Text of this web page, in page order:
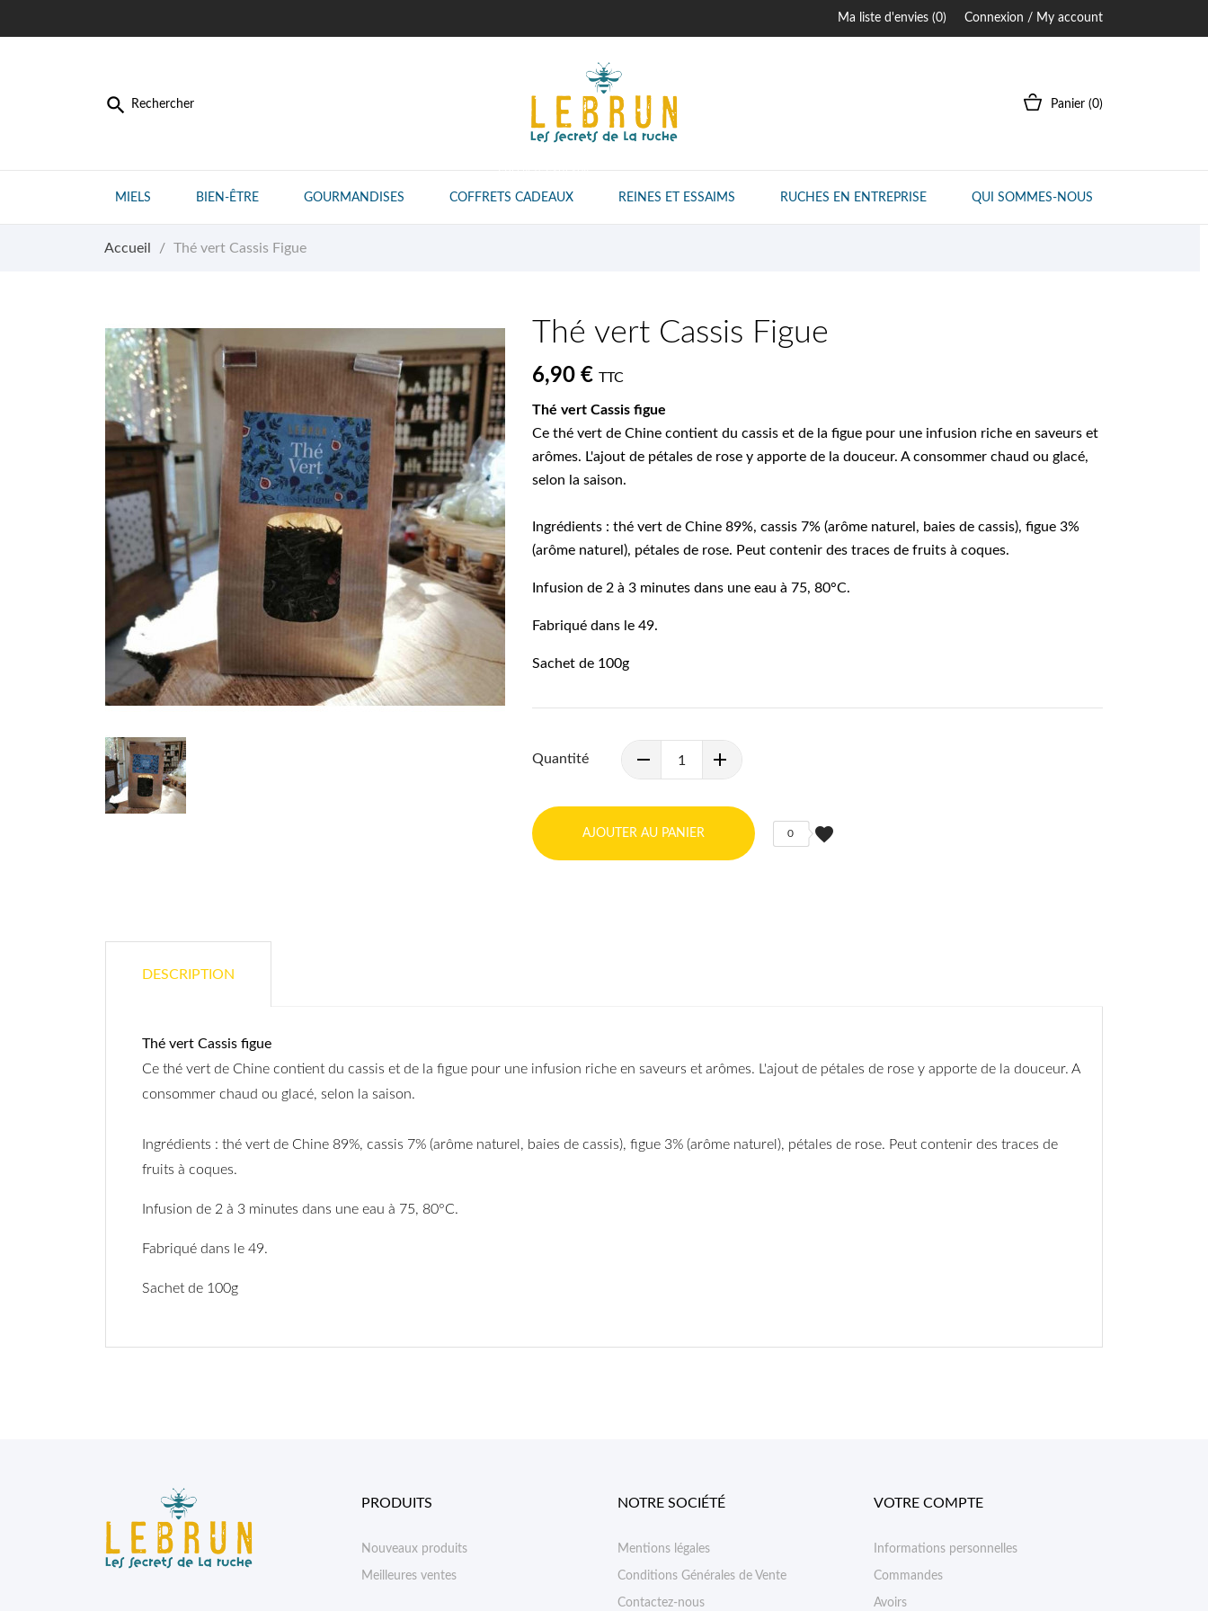
Ma liste d'envies (0) Connexion / My account
 Rechercher Panier (0)
MIELS BIEN-ÊTRE GOURMANDISES COFFRETS CADEAUX REINES ET ESSAIMS RUCHES EN ENTREPRISE QUI SOMMES-NOUS
Accueil Thé vert Cassis Figue
Thé vert Cassis Figue
6,90 € TTC
Thé vert Cassis figue
Ce thé vert de Chine contient du cassis et de la figue pour une infusion riche en saveurs et
arômes. L'ajout de pétales de rose y apporte de la douceur. A consommer chaud ou glacé,
selon la saison.
Ingrédients : thé vert de Chine 89%, cassis 7% (arôme naturel, baies de cassis), figue 3%
(arôme naturel), pétales de rose. Peut contenir des traces de fruits à coques.
Infusion de 2 à 3 minutes dans une eau à 75, 80°C.
Fabriqué dans le 49.
Sachet de 100g
Quantité
AJOUTER AU PANIER favorite
0
DESCRIPTION
Thé vert Cassis figue
Ce thé vert de Chine contient du cassis et de la figue pour une infusion riche en saveurs et arômes. L'ajout de pétales de rose y apporte de la douceur. A
consommer chaud ou glacé, selon la saison.
Ingrédients : thé vert de Chine 89%, cassis 7% (arôme naturel, baies de cassis), figue 3% (arôme naturel), pétales de rose. Peut contenir des traces de
fruits à coques.
Infusion de 2 à 3 minutes dans une eau à 75, 80°C.
Fabriqué dans le 49.
Sachet de 100g
PRODUITS
Nouveaux produits
Meilleures ventes
NOTRE SOCIÉTÉ
Mentions légales
Conditions Générales de Vente
Contactez-nous
VOTRE COMPTE
Informations personnelles
Commandes
Avoirs